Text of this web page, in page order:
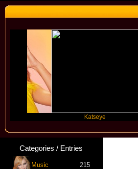
Categories / Entries
Music 215